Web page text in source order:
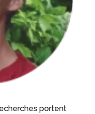
portent